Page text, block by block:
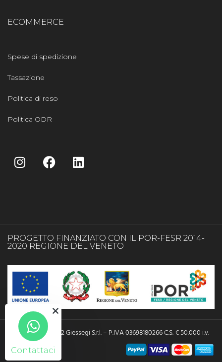
Contattaci
ECOMMERCE
Spese di spedizione
Tassazione
Politica di reso
Politica ODR
PROGETTO FINANZIATO CON IL POR-FESR 2014-
2020 REGIONE DEL VENETO
Copyright © 2022 Giessegi S.r.l. – P.IVA 03698180266 C.S. € 50.000 i.v.